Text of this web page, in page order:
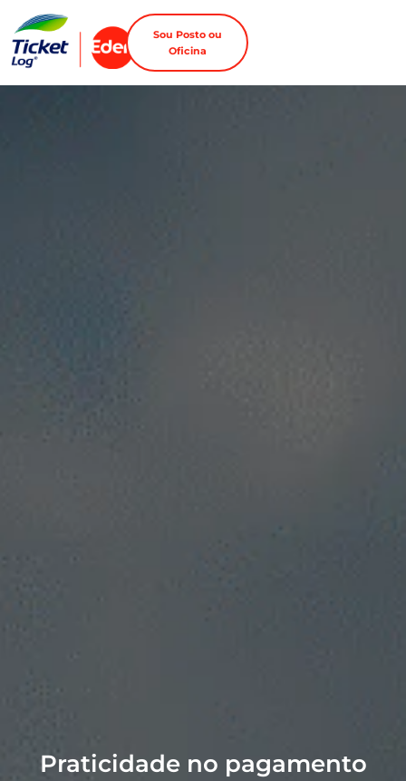
Sou Posto ou
Oficina
Praticidade no pagamento